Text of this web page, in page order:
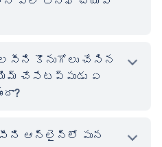
కొనుగోలు చేసిన
చేసేటప్పుడు ఏ
ఆన్‌లైన్‌లో పున